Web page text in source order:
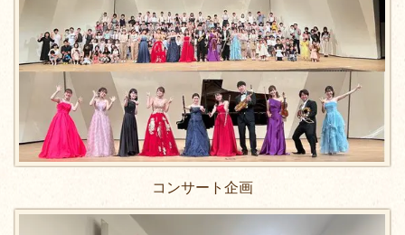
コンサート企画